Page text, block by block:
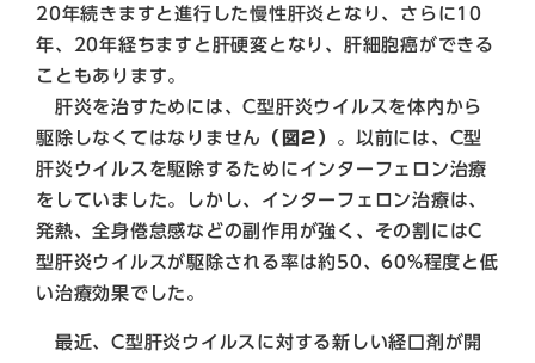
20年続きますと進行した慢性肝炎となり、さらに10
年、20年経ちますと肝硬変となり、肝細胞癌ができる
こともあります。
肝炎を治すためには、C型肝炎ウイルスを体内から
駆除しなくてはなりません
（図2） 。以前には、C型
肝炎ウイルスを駆除するためにインターフェロン治療
をしていました。しかし、インターフェロン治療は、
発熱、全身倦怠感などの副作用が強く、その割にはC
型肝炎ウイルスが駆除される率は約50、60%程度と低
い治療効果でした。
最近、C型肝炎ウイルスに対する新しい経口剤が開